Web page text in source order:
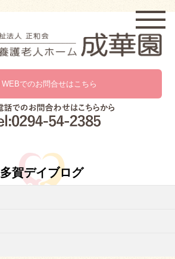
WEBでのお問合せはこちら
多賀デイブログ